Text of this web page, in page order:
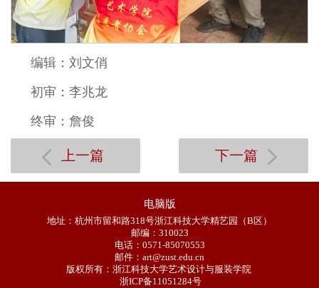
编辑：刘文俏
初审：李兆龙
终审：詹俊
上一篇 下一篇
电脑版
地址：杭州市留和路318号浙江科技大学精艺园（B区）
邮编：310023
电话：0571-85070553
邮件：art@zust.edu.cn
版权所有：浙江科技大学艺术设计与服装学院
浙ICP备11051284号